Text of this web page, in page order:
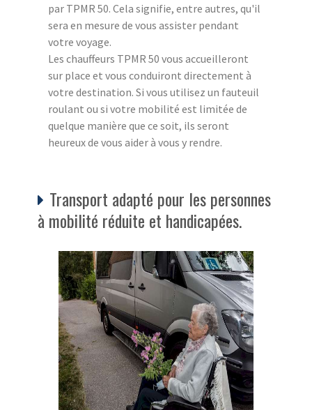
par TPMR 50. Cela signifie, entre autres, qu'il
sera en mesure de vous assister pendant
votre voyage.
Les chauffeurs TPMR 50 vous accueilleront
sur place et vous conduiront directement à
votre destination. Si vous utilisez un fauteuil
roulant ou si votre mobilité est limitée de
quelque manière que ce soit, ils seront
heureux de vous aider à vous y rendre.
Transport adapté pour les personnes
à mobilité réduite et handicapées.